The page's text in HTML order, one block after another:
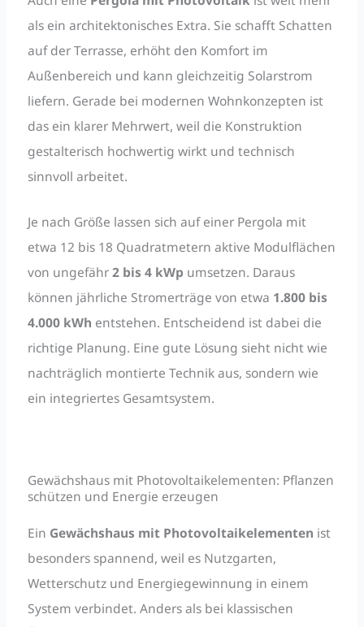
als ein architektonisches Extra. Sie schafft Schatten
auf der Terrasse, erhöht den Komfort im
Außenbereich und kann gleichzeitig Solarstrom
liefern. Gerade bei modernen Wohnkonzepten ist
das ein klarer Mehrwert, weil die Konstruktion
gestalterisch hochwertig wirkt und technisch
sinnvoll arbeitet.
Je nach Größe lassen sich auf einer Pergola mit
etwa 12 bis 18 Quadratmetern aktive Modulflächen
von ungefähr2 bis 4 kWp umsetzen. Daraus
können jährliche Stromerträge von etwa 1.800 bis
4.000 kWh entstehen. Entscheidend ist dabei die
richtige Planung. Eine gute Lösung sieht nicht wie
nachträglich montierte Technik aus, sondern wie
ein integriertes Gesamtsystem.
Gewächshaus mit Photovoltaikelementen: Pflanzen
schützen und Energie erzeugen
Ein Gewächshaus mit Photovoltaikelementen ist
besonders spannend, weil es Nutzgarten,
Wetterschutz und Energiegewinnung in einem
System verbindet. Anders als bei klassischen